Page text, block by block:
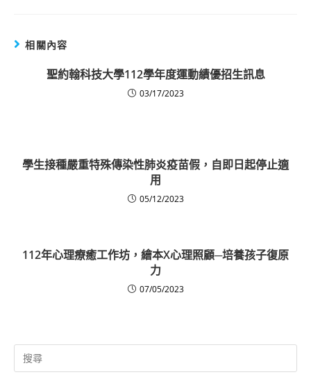
相關內容
聖約翰科技大學112學年度運動績優招生訊息
03/17/2023
學生接種嚴重特殊傳染性肺炎疫苗假，自即日起停止適
用
05/12/2023
112年心理療癒工作坊，繪本X心理照顧─培養孩子復原
力
07/05/2023
Search
for: